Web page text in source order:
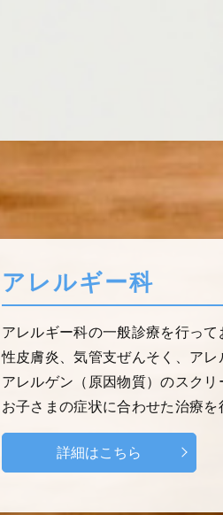
アレルギー科
アレルギー科の一般診療を行っ
性皮膚炎、気管支ぜんそく、ア
アレルゲン（原因物質）のスクリ
お子さまの症状に合わせた治療を
詳細はこちら